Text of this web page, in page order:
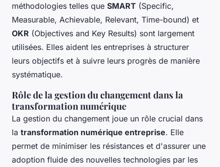
méthodologies telles que SMART (Specific,
Measurable, Achievable, Relevant, Time-bound) et
OKR (Objectives and Key Results) sont largement
utilisées. Elles aident les entreprises à structurer
leurs objectifs et à suivre leurs progrès de manière
systématique.
Rôle de la gestion du changement dans la
transformation numérique
La gestion du changement joue un rôle crucial dans
la transformation numérique entreprise. Elle
permet de minimiser les résistances et d'assurer une
adoption fluide des nouvelles technologies par les